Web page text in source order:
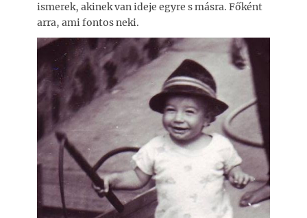
ismerek, akinek van ideje egyre s másra. Főként
arra, ami fontos neki.